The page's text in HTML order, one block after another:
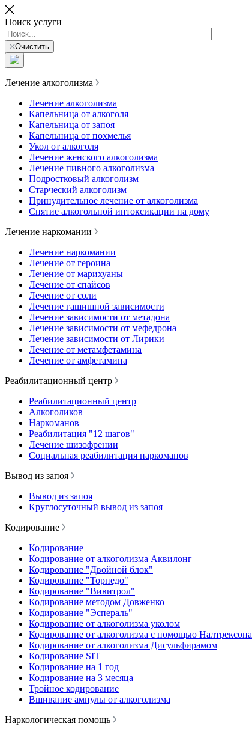
Поиск услуги
Очистить
Лечение алкоголизма
Лечение алкоголизма
Капельница от алкоголя
Капельница от запоя
Капельница от похмелья
Укол от алкоголя
Лечение женского алкоголизма
Лечение пивного алкоголизма
Подростковый алкоголизм
Старческий алкоголизм
Принудительное лечение от алкоголизма
Снятие алкогольной интоксикации на дому
Лечение наркомании
Лечение наркомании
Лечение от героина
Лечение от марихуаны
Лечение от спайсов
Лечение от соли
Лечение гашишной зависимости
Лечение зависимости от метадона
Лечение зависимости от мефедрона
Лечение зависимости от Лирики
Лечение от метамфетамина
Лечение от амфетамина
Реабилитационный центр
Реабилитационный центр
Алкоголиков
Наркоманов
Реабилитация "12 шагов"
Лечение шизофрении
Социальная реабилитация наркоманов
Вывод из запоя
Вывод из запоя
Круглосуточный вывод из запоя
Кодирование
Кодирование
Кодирование от алкоголизма Аквилонг
Кодирование "Двойной блок"
Кодирование "Торпедо"
Кодирование "Вивитрол"
Кодирование методом Довженко
Кодирование "Эспераль"
Кодирование от алкоголизма уколом
Кодирование от алкоголизма с помощью Налтрексона
Кодирование от алкоголизма Дисульфирамом
Кодирование SIT
Кодирование на 1 год
Кодирование на 3 месяца
Тройное кодирование
Вшивание ампулы от алкоголизма
Наркологическая помощь